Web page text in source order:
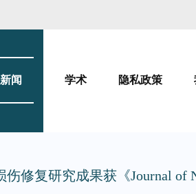
新闻 学术 隐私政策
修复研究成果获《Journal of